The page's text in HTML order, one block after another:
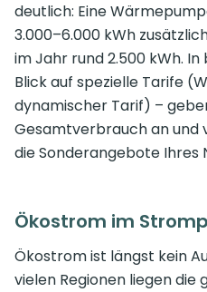
deutlich: Eine
3.000–6.000 kWh
im Jahr rund 2.500 kWh.
Blick auf spezielle Tarife
dynamischer Tarif) –
Gesamtverbrauch an und
die Sonderangebote Ihres
Ökostrom im
Ökostrom ist längst kein
vielen Regionen liegen die